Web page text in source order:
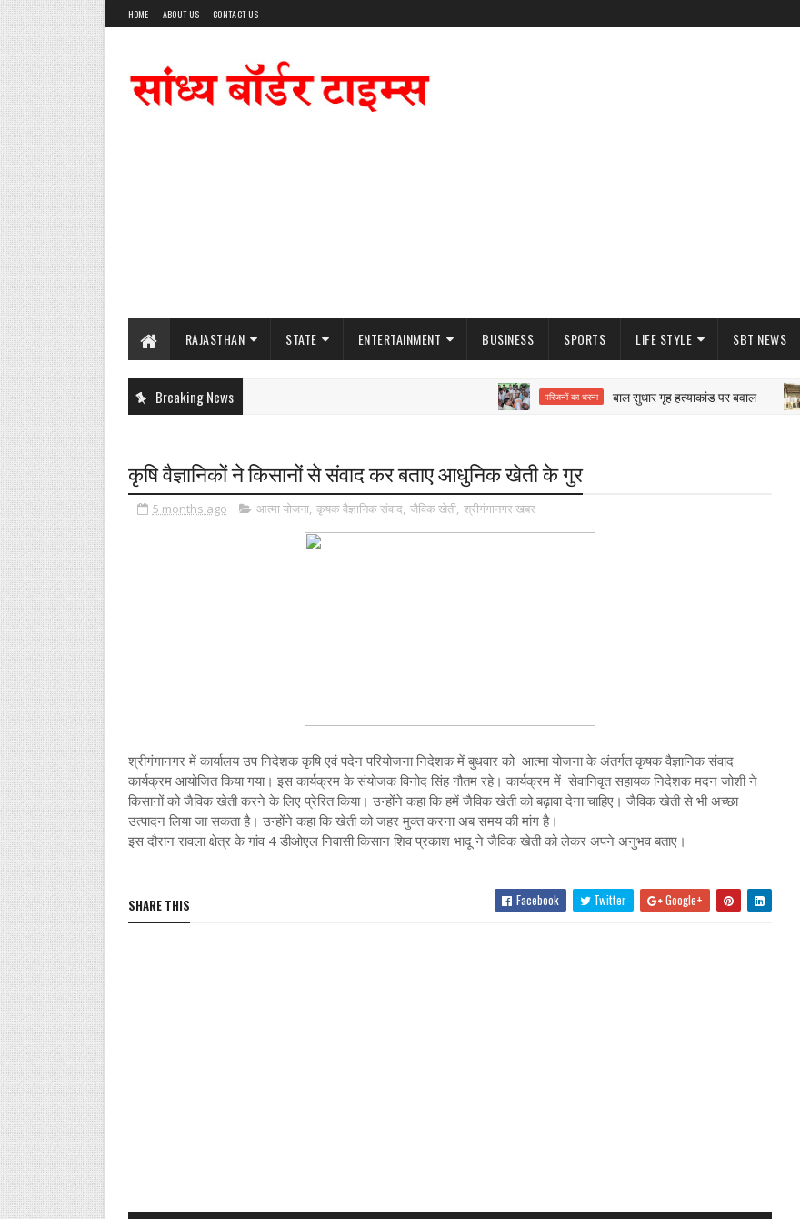
HOME ABOUT US CONTACT US
RAJASTHAN STATE ENTERTAINMENT BUSINESS SPORTS LIFE STYLE SBT NEWS
Breaking News परिजनों का धरना बाल सुधार गृह हत्याकांड पर बवाल
कृषि वैज्ञानिकों ने किसानों से संवाद कर बताए आधुनिक खेती के गुर
5 months ago आत्मा योजना, कृषक वैज्ञानिक संवाद, जैविक खेती, श्रीगंगानगर खबर
श्रीगंगानगर में कार्यालय उप निदेशक कृषि एवं पदेन परियोजना निदेशक में बुधवार को आत्मा योजना के अंतर्गत कृषक वैज्ञानिक संवाद
कार्यक्रम आयोजित किया गया। इस कार्यक्रम के संयोजक विनोद सिंह गौतम रहे। कार्यक्रम में सेवानिवृत सहायक निदेशक मदन जोशी ने
किसानों को जैविक खेती करने के लिए प्रेरित किया। उन्होंने कहा कि हमें जैविक खेती को बढ़ावा देना चाहिए। जैविक खेती से भी अच्छा
उत्पादन लिया जा सकता है। उन्होंने कहा कि खेती को जहर मुक्त करना अब समय की मांग है।
इस दौरान रावला क्षेत्र के गांव 4 डीओएल निवासी किसान शिव प्रकाश भादू ने जैविक खेती को लेकर अपने अनुभव बताए।
SHARE THIS Facebook Twitter Google+